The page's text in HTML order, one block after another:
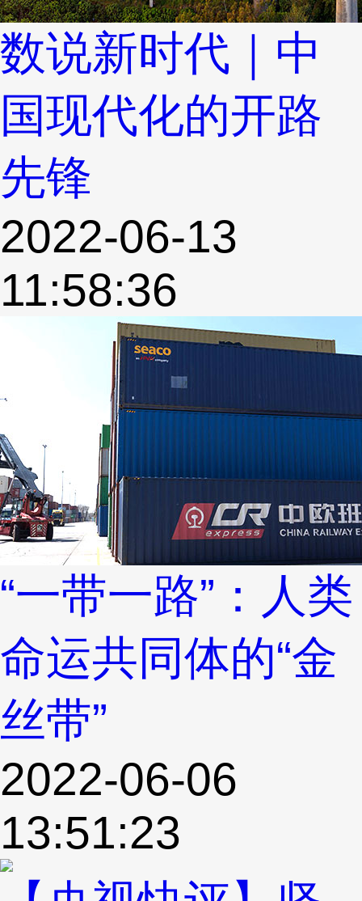
数说新时代｜中
国现代化的开路
先锋
2022-06-13
11:58:36
“一带一路”：人类
命运共同体的“金
丝带”
2022-06-06
13:51:23